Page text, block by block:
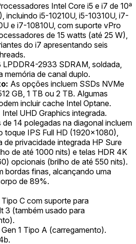
Intel Core i5 e i7 de 10ª
incluindo i5-10210U, i5-10310U, i7-
e i7-10810U, com suporte vPro
de 15 watts (até 25 W),
do i7 apresentando seis
LPDDR4-2933 SDRAM, soldada,
memória de canal duplo.
As opções incluem SSDs NVMe
GB, 1 TB ou 2 TB. Algumas
incluir cache Intel Optane.
Intel UHD Graphics integrada.
14 polegadas na diagonal incluem
toque IPS Full HD (1920x1080),
de privacidade integrada HP Sure
de até 1000 nits) e telas HDR 4K
opcionais (brilho de até 550 nits).
bordas finas, alcançando uma
de 89%.
C com suporte para
3 (também usado para
1 Tipo A (carregamento).